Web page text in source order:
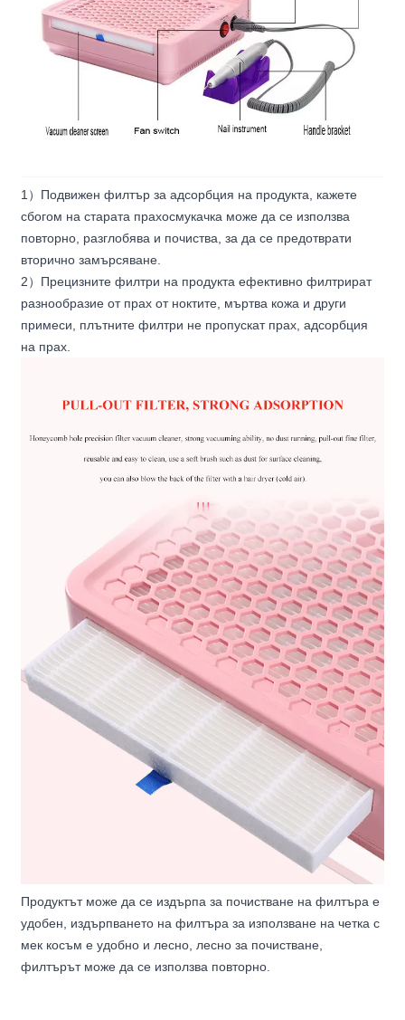
1 ） Подвижен филтър за адсорбция на продукта, кажете
сбогом на старата прахосмукачка може да се използва
повторно, разглобява и почиства, за да се предотврати
вторично замърсяване.
2） Прецизните филтри на продукта ефективно филтрират
разнообразие от прах от ноктите, мъртва кожа и други
примеси, плътните филтри не пропускат прах, адсорбция
на прах.
Продуктът може да се издърпа за почистване на филтъра е
удобен, издърпването на филтъра за използване на четка с
мек косъм е удобно и лесно, лесно за почистване,
филтърът може да се използва повторно.